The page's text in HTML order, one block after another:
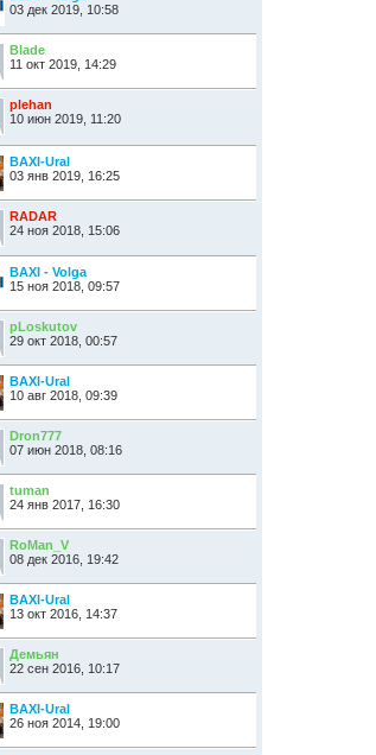
03 дек 2019, 10:58
Blade
11 окт 2019, 14:29
plehan
10 июн 2019, 11:20
BAXI-Ural
03 янв 2019, 16:25
RADAR
24 ноя 2018, 15:06
BAXI - Volga
15 ноя 2018, 09:57
pLoskutov
29 окт 2018, 00:57
BAXI-Ural
10 авг 2018, 09:39
Dron777
07 июн 2018, 08:16
tuman
24 янв 2017, 16:30
RoMan_V
08 дек 2016, 19:42
BAXI-Ural
13 окт 2016, 14:37
Демьян
22 сен 2016, 10:17
BAXI-Ural
26 ноя 2014, 19:00